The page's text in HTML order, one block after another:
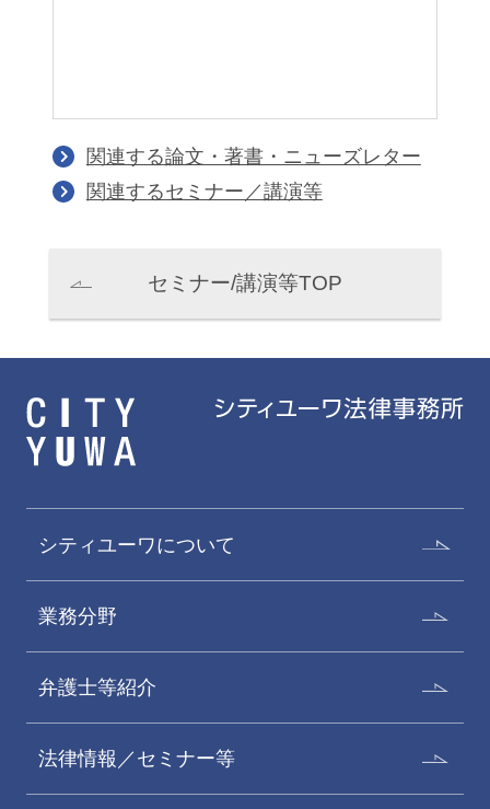
関連する論文・著書・ニューズレター
関連するセミナー／講演等
セミナー/講演等TOP
シティユーワについて
業務分野
弁護士等紹介
法律情報／セミナー等